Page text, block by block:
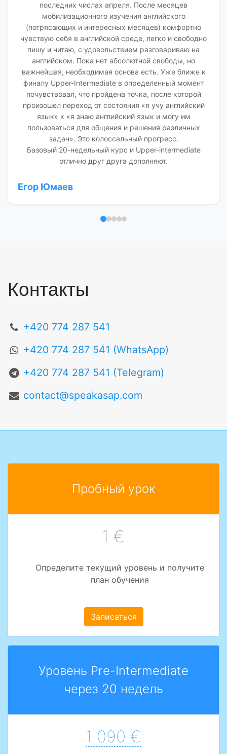
последних числах апреля. После месяцев
мобилизационного изучения английского
(потрясающих и интересных месяцев) комфортно
чувствую себя в английской среде, легко и свободно
пишу и читаю, с удовольствием разговариваю на
английском. Пока нет абсолютной свободы, но
важнейшая, необходимая основа есть. Уже ближе к
финалу Upper-Intermediate в определенный момент
почувствовал, что пройдена точка, после которой
произошел переход от состояния «я учу английский
язык» к «я знаю английский язык и могу им
пользоваться для общения и решения различных
задач». Это колоссальный прогресс.
Базовый 20-недельный курс и Upper-intermediate
отлично друг друга дополняют.
Егор Юмаев
Отзыв 1
Контакты
+420 774 287 541
+420 774 287 541 (WhatsApp)
+420 774 287 541 (Telegram)
contact@speakasap.com
Пробный урок
1 €
Определите текущий уровень и получите
план обучения
Записаться
Уровень Pre-Intermediate
через 20 недель
1 090 €